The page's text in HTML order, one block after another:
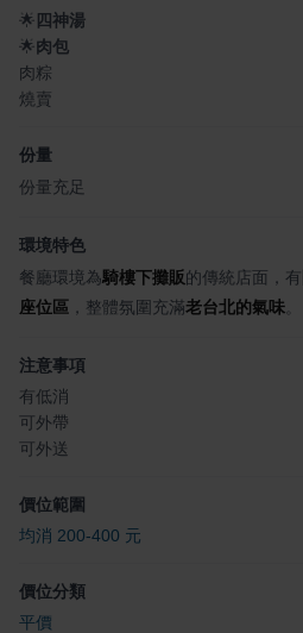
🌟 四神湯
🌟肉包
肉粽
燒賣
份量
份量充足
環境特色
餐廳環境為騎樓下攤販的傳統店面，有
座位區 ，整體氛圍充滿老台北的氣味
注意事項
有低消
可外帶
可外送
價位範圍
均消 200-400 元
價位分類
平價